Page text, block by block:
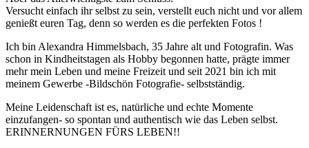
Versucht einfach ihr selbst zu sein, verstellt euch nicht und vor allem
genießt euren Tag, denn so werden es die perfekten Fotos !
Ich bin Alexandra Himmelsbach, 35 Jahre alt und Fotografin. Was
schon in Kindheitstagen als Hobby begonnen hatte, prägte immer
mehr mein Leben und meine Freizeit und seit 2021 bin ich mit
meinem Gewerbe -Bildschön Fotografie- selbstständig.
Meine Leidenschaft ist es, natürliche und echte Momente
einzufangen- so spontan und authentisch wie das Leben selbst.
ERINNERNUNGEN FÜRS LEBEN!!